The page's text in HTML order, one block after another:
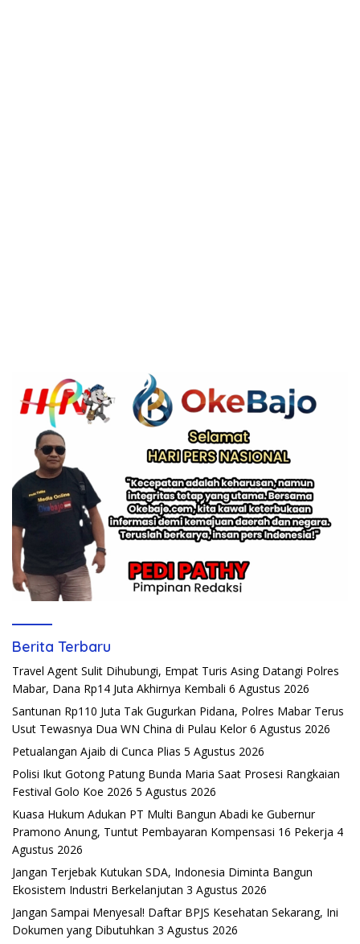
Berita Terbaru
Travel Agent Sulit Dihubungi, Empat Turis Asing Datangi Polres
Mabar, Dana Rp14 Juta Akhirnya Kembali 6 Agustus 2026
Santunan Rp110 Juta Tak Gugurkan Pidana, Polres Mabar Terus
Usut Tewasnya Dua WN China di Pulau Kelor 6 Agustus 2026
Petualangan Ajaib di Cunca Plias 5 Agustus 2026
Polisi Ikut Gotong Patung Bunda Maria Saat Prosesi Rangkaian
Festival Golo Koe 2026 5 Agustus 2026
Kuasa Hukum Adukan PT Multi Bangun Abadi ke Gubernur
Pramono Anung, Tuntut Pembayaran Kompensasi 16 Pekerja 4
Agustus 2026
Jangan Terjebak Kutukan SDA, Indonesia Diminta Bangun
Ekosistem Industri Berkelanjutan 3 Agustus 2026
Jangan Sampai Menyesal! Daftar BPJS Kesehatan Sekarang, Ini
Dokumen yang Dibutuhkan 3 Agustus 2026